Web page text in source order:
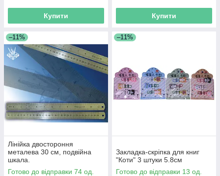
Купити Купити
–11%
Лінійка двостороння
металева 30 см, подвійна
шкала.
Готово до відправки 74 од.
–11%
Закладка-скріпка для книг
"Коти" 3 штуки 5.8см
Готово до відправки 13 од.